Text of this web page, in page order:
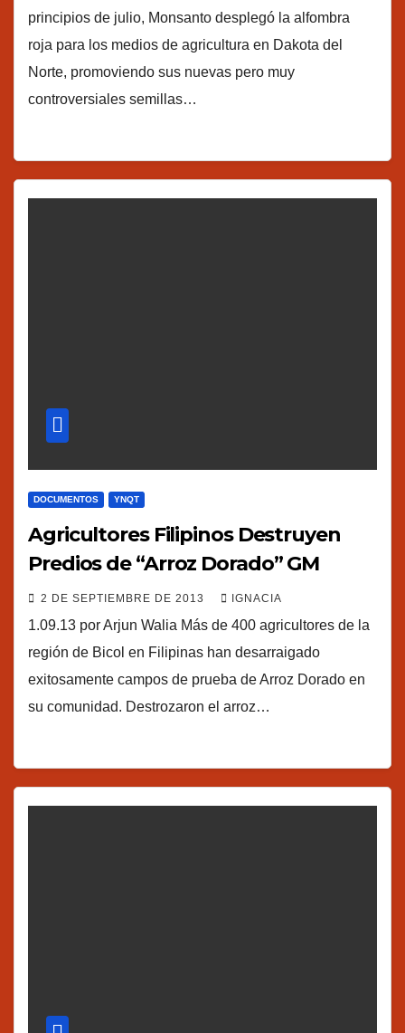
principios de julio, Monsanto desplegó la alfombra
roja para los medios de agricultura en Dakota del
Norte, promoviendo sus nuevas pero muy
controversiales semillas…
DOCUMENTOS YNQT
Agricultores Filipinos Destruyen
Predios de “Arroz Dorado” GM
2 DE SEPTIEMBRE DE 2013 IGNACIA
1.09.13 por Arjun Walia Más de 400 agricultores de la
región de Bicol en Filipinas han desarraigado
exitosamente campos de prueba de Arroz Dorado en
su comunidad. Destrozaron el arroz…